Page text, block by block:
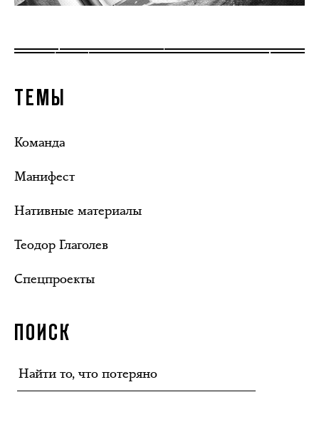
ТЕМЫ
Команда
Манифест
Нативные материалы
Теодор Глаголев
Спецпроекты
ПОИСК